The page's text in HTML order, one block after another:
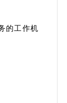
的工作机